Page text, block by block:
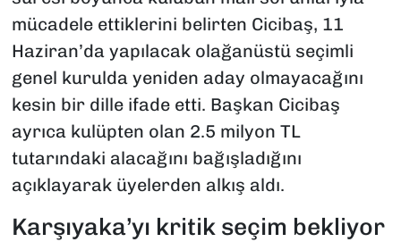
mücadele ettiklerini belirten Cicibaş, 11
Haziran’da yapılacak olağanüstü seçimli
genel kurulda yeniden aday olmayacağını
kesin bir dille ifade etti. Başkan Cicibaş
ayrıca kulüpten olan 2.5 milyon TL
tutarındaki alacağını bağışladığını
açıklayarak üyelerden alkış aldı.
Karşıyaka’yı kritik seçim bekliyor